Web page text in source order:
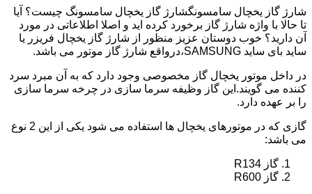
شارژ گاز یخچال سامسونگشارژ گاز یخچال سامسونگ چیست؟ آیا
تا حالا با واژه شارژ گاز برخورد کرده اید و اصلا اطلاعاتی در مورد
آن دارید؟ خوب دوستان عزیز منظور از شارژ گاز یخچال فریزر یا
ساید بای ساید SAMSUNG،درواقع شارژ گاز موتور می باشد.
در داخل موتور یخچال گاز مخصوصی وجود دارد که به آن مبرد سرد
کننده می گویند.این گاز وظیفه سرما سازی در چرخه سرما سازی
را بر عهده دارد.
گازی که در موتورهای یخچال ها استفاده می شود یکی از این 2 نوع
می باشد:
گاز R134
گاز R600